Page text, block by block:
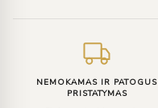
NEMOKAMAS IR PATOGUS
PRISTATYMAS